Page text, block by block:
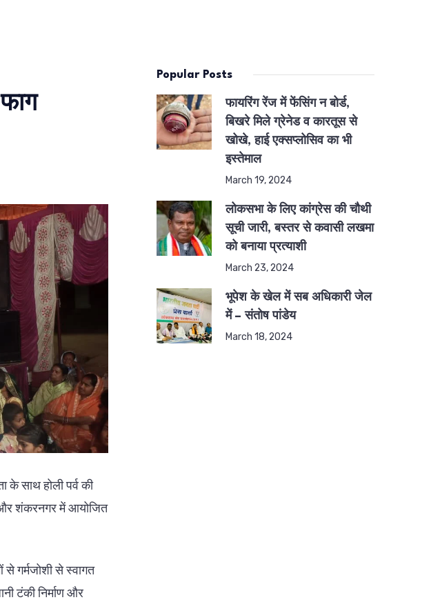
के साथ होली पर्व की
और शंकरनगर में आयोजित
से गर्मजोशी से स्वागत
टंकी निर्माण और
Popular Posts
फायरिंग रेंज में फेंसिंग न बोर्ड,
बिखरे मिले ग्रेनेड व कारतूस से
खोखे, हाई एक्सप्लोसिव का भी
इस्तेमाल
March 19, 2024
लोकसभा के लिए कांग्रेस की चौथी
सूची जारी, बस्तर से कवासी लखमा
को बनाया प्रत्याशी
March 23, 2024
भूपेश के खेल में सब अधिकारी जेल
में – संतोष पांडेय
March 18, 2024